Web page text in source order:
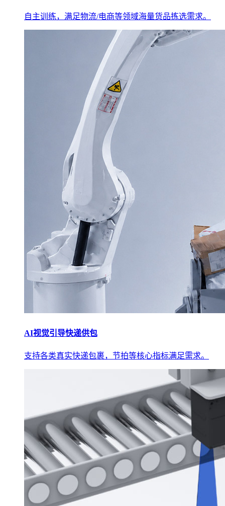
自主训练，满足物流/电商等领域海量货品拣选需求。
AI视觉引导快递供包
支持各类真实快递包裹，节拍等核心指标满足需求。